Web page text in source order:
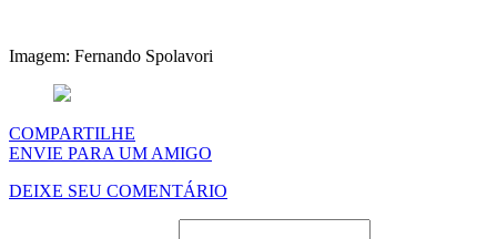
Imagem: Fernando Spolavori
COMPARTILHE
ENVIE PARA UM AMIGO
DEIXE SEU COMENTÁRIO